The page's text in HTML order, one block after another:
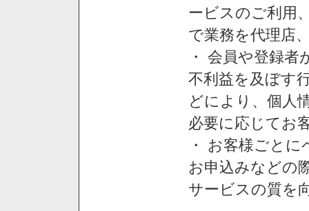
ービスのご利用
で業務を代理店
・ 会員や登録
不利益を及ぼす
どにより、個人
必要に応じてお
・ お客様ごと
お申込みなどの
サービスの質を